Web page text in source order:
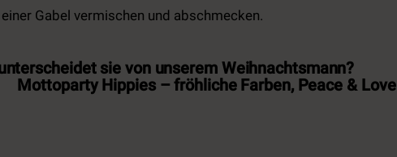
Gabel vermischen und abschmecken.
sie von unserem Weihnachtsmann?
Mottoparty Hippies – fröhliche Farben, Peace & Love